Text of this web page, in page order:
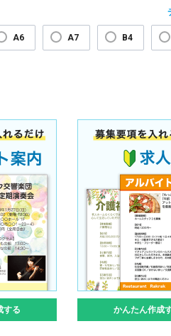
A6 A7 B4
する かんたん作成